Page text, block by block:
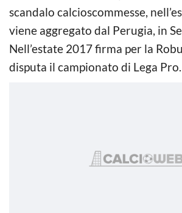
scandalo calcioscommesse,
viene aggregato dal Perugia, in
Nell’estate 2017 firma per la
disputa il campionato di Lega Pro.